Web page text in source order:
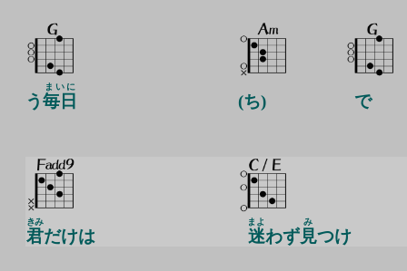
う毎日
まいに
(ち) で
君
きみ
だけは 迷
まよ
わず見
み
つけ